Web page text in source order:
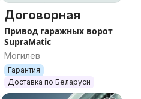
Договорная
Привод гаражных ворот
SupraMatic
Могилев
Гарантия
Доставка по Беларуси